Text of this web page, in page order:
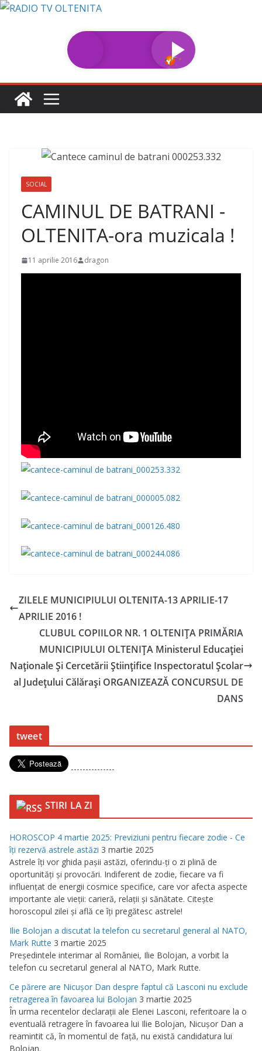
Sari
SOCIAL
CAMINUL DE BATRANI -
OLTENITA-ora muzicala !
11 aprilie 2016 dragon
ZILELE MUNICIPIULUI OLTENITA-13 APRILIE-17
APRILIE 2016 !
CLUBUL COPIILOR NR. 1 OLTENIŢA PRIMĂRIA
MUNICIPIULUI OLTENIŢA Ministerul Educaţiei
Naţionale Şi Cercetării Ştiinţifice Inspectoratul Şcolar
al Judeţului Călăraşi ORGANIZEAZĂ CONCURSUL DE
DANS
tweet
---------------
STIRI LA ZI
HOROSCOP 4 martie 2025: Previziuni pentru fiecare zodie - Ce
îţi rezervă astrele astăzi 3 martie 2025
Astrele îţi vor ghida paşii astăzi, oferindu-ţi o zi plină de
oportunităţi şi provocări. Indiferent de zodie, fiecare va fi
influenţat de energii cosmice specifice, care vor afecta aspecte
importante ale vieţii: carieră, relaţii şi sănătate. Citeşte
horoscopul zilei şi află ce îţi pregătesc astrele!
Ilie Bolojan a discutat la telefon cu secretarul general al NATO,
Mark Rutte 3 martie 2025
Preşedintele interimar al României, Ilie Bolojan, a vorbit la
telefon cu secretarul general al NATO, Mark Rutte.
Ce părere are Nicuşor Dan despre faptul că Lasconi nu exclude
retragerea în favoarea lui Bolojan 3 martie 2025
În urma recentelor declaraţii ale Elenei Lasconi, referitoare la o
eventuală retragere în favoarea lui Ilie Bolojan, Nicuşor Dan a
reamintit că, în momentul de faţă, nu există candidatura lui
Bolojan.